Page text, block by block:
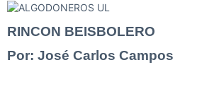
RINCON BEISBOLERO
Por: José Carlos Campos